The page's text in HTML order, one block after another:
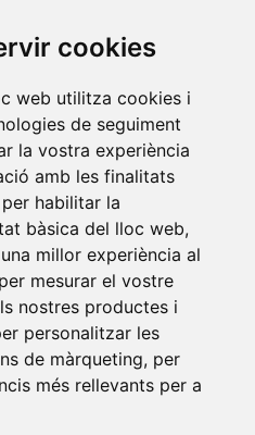
cookies
web utilitza cookies i
de seguiment
la vostra experiència
amb les finalitats
per habilitar la
bàsica del lloc web,
millor experiència al
per mesurar el vostre
nostres productes i
personalitzar les
de màrqueting, per
més rellevants per a
de dades.
consentiu que
per a enviar-vos
i activitats que